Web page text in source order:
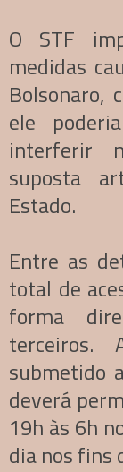
O STF
medidas
Bolsonaro,
ele
interferir
suposta
Estado.
Entre as
total de
forma
terceiros.
submetido
deverá
19h às 6h
dia nos fins